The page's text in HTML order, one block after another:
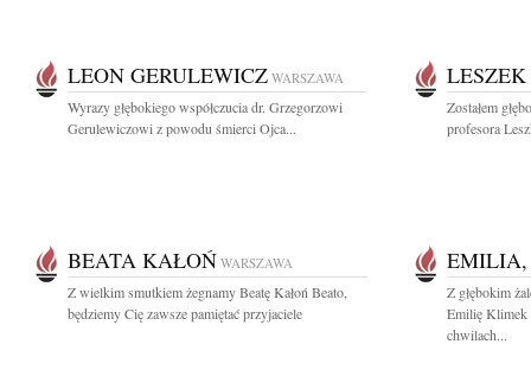
LEON GERULEWICZ WARSZAWA
Wyrazy głębokiego współczucia dr. Grzegorzowi
Gerulewiczowi z powodu śmierci Ojca...
Zostałem
profesora
BEATA KAŁOŃ WARSZAWA
Z wielkim smutkiem żegnamy Beatę Kałoń Beato,
będziemy Cię zawsze pamiętać przyjaciele
Z głębokim
Emilię Klimek
chwilach...